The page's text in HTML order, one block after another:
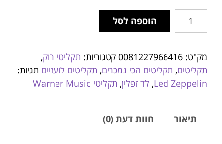
הוספה לסל
מק"ט: 0081227966416 קטגוריות: תקליטי רוק,
תקליטים, תקליטים הכי נמכרים, תקליטים לועזיים תגיות:
Led Zeppelin
, לד זפלין, תקליטי Warner Music
תיאור חוות דעת (0)